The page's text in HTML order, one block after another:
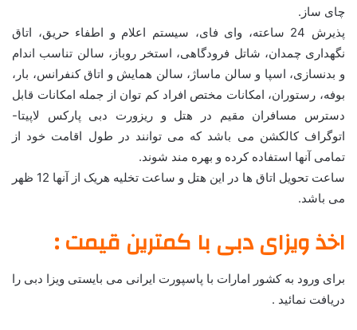
چای ساز.
پذیرش 24 ساعته، وای فای، سیستم اعلام و اطفاء حریق، اتاق
نگهداری چمدان، شاتل فرودگاهی، استخر روباز، سالن تناسب اندام
و بدنسازی، اسپا و سالن ماساژ، سالن همایش و اتاق کنفرانس، بار،
بوفه، رستوران، امکانات مختص افراد کم توان از جمله امکانات قابل
دسترس مسافران مقیم در هتل و ریزورت دبی پارکس لاپیتا-
اتوگراف کالکشن می باشد که می توانند در طول اقامت خود از
تمامی آنها استفاده کرده و بهره مند شوند.
ساعت تحویل اتاق ها در این هتل و ساعت تخلیه هریک از آنها 12 ظهر
می باشد.
اخذ ویزای دبی با کمترین قیمت :
برای ورود به کشور امارات با پاسپورت ایرانی می بایستی ویزا دبی را
دریافت نمائید .